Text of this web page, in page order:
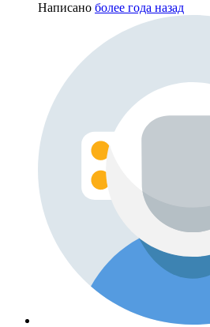
Написано более года назад